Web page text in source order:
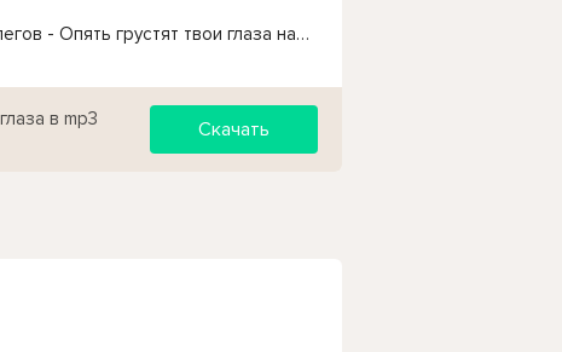
Чтобы прослушать онлайн песню Заур Тхагалегов - Опять грустят твои глаза нажмите на кнопку плей с светом зелений
в mp3
Скачать